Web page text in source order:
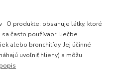
O produkte: obsahuje látky, ktoré
často používapri liečbe
alebo bronchitídy. Jej účinné
uvoľniť hlieny) a môžu